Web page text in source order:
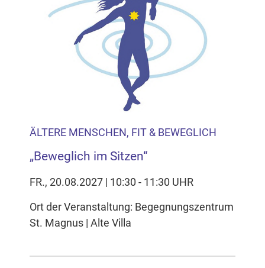
ÄLTERE MENSCHEN, FIT & BEWEGLICH
„Beweglich im Sitzen“
FR., 20.08.2027 | 10:30 - 11:30 UHR
Ort der Veranstaltung: Begegnungszentrum
St. Magnus | Alte Villa